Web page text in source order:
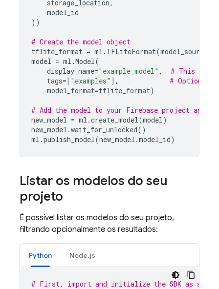
storage_location,
model_id
))
# Create the model object
tflite_format = ml . TFLiteFormat(model_source
model = ml .Model(
display_name="example_model" ,
# This is
tags=[ "examples" ],
# Optional
model_format=tflite_format)
# Add the model to your Firebase project and
new_model = ml .create_model(model)
new_model .wait_for_unlocked()
ml .publish_model(new_model .model_id)
Listar os modelos do seu
projeto
É possível listar os modelos do seu projeto,
filtrando opcionalmente os resultados:
Python Node.js
# First, import and initialize the SDK as shown